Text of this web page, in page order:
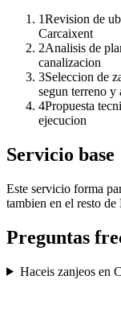
1Revision de
Carcaixent
2Analisis de
canalizacion
3Seleccion de
segun terreno y
4Propuesta
ejecucion
Servicio base
Este servicio forma
tambien en el resto de
Preguntas
Haceis zanjeos en